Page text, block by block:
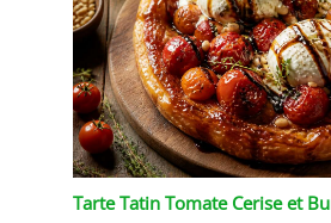
Tarte Tatin Tomate Cerise et